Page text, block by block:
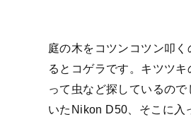
庭の木をコツンコツン叩
るとコゲラです。キツツ
って虫など探しているの
いたNikon D50、そこに入